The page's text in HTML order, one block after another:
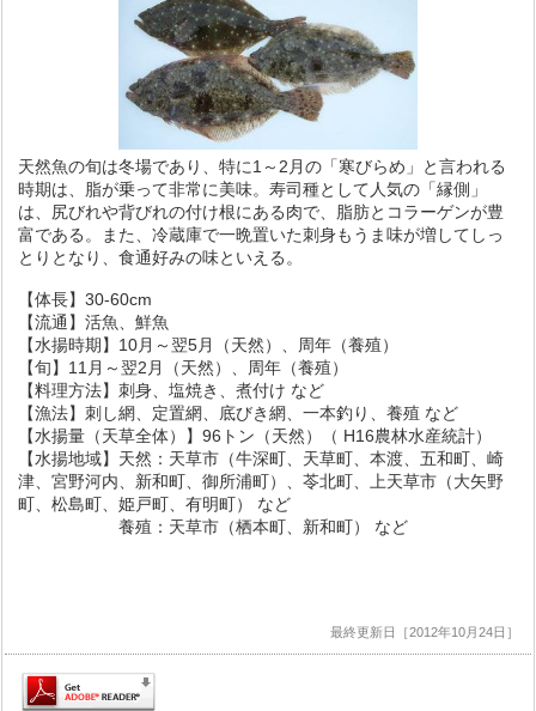
天然魚の旬は冬場であり、特に1～2月の「寒びらめ」と言われる
時期は、脂が乗って非常に美味。寿司種として人気の「縁側」
は、尻びれや背びれの付け根にある肉で、脂肪とコラーゲンが豊
富である。また、冷蔵庫で一晩置いた刺身もうま味が増してしっ
とりとなり、食通好みの味といえる。
【体長】30-60cm
【流通】活魚、鮮魚
【水揚時期】10月～翌5月（天然）、周年（養殖）
【旬】11月～翌2月（天然）、周年（養殖）
【料理方法】刺身、塩焼き、煮付け など
【漁法】刺し網、定置網、底びき網、一本釣り、養殖 など
【水揚量（天草全体）】96トン（天然）（ H16農林水産統計）
【水揚地域】天然：天草市（牛深町、天草町、本渡、五和町、崎
津、宮野河内、新和町、御所浦町）、苓北町、上天草市（大矢野
町、松島町、姫戸町、有明町） など
養殖：天草市（栖本町、新和町） など
最終更新日［2012年10月24日］